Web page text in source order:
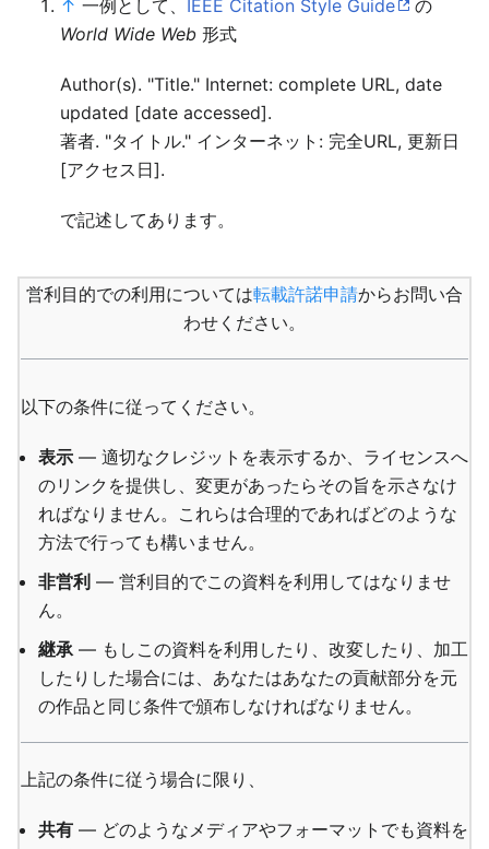
↑ 一例として、 IEEE Citation Style Guide
の
World Wide Web 形式
Author(s). "Title." Internet: complete URL, date
updated [date accessed].
著者. "タイトル." インターネット: 完全URL, 更新日
[アクセス日].
で記述してあります。
営利目的での利用については転載許諾申請からお問い合
わせください。
以下の条件に従ってください。
表示 — 適切なクレジットを表示するか、ライセンスへ
のリンクを提供し、変更があったらその旨を示さなけ
ればなりません。これらは合理的であればどのような
方法で行っても構いません。
非営利 — 営利目的でこの資料を利用してはなりませ
ん。
継承— もしこの資料を利用したり、改変したり、加工
したりした場合には、あなたはあなたの貢献部分を元
の作品と同じ条件で頒布しなければなりません。
上記の条件に従う場合に限り、
共有 — どのようなメディアやフォーマットでも資料を